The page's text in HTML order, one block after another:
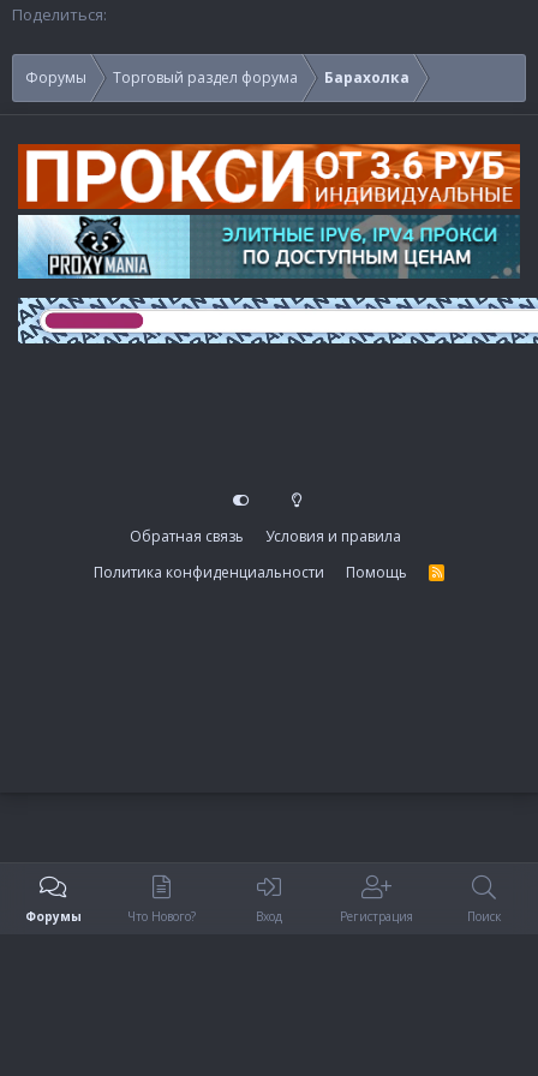
Поделиться:
Форумы Торговый раздел форума Барахолка
Обратная связь
Условия и правила
Политика конфиденциальности
Помощь
R
Форумы Что Нового? Вход Регистрация Поиск